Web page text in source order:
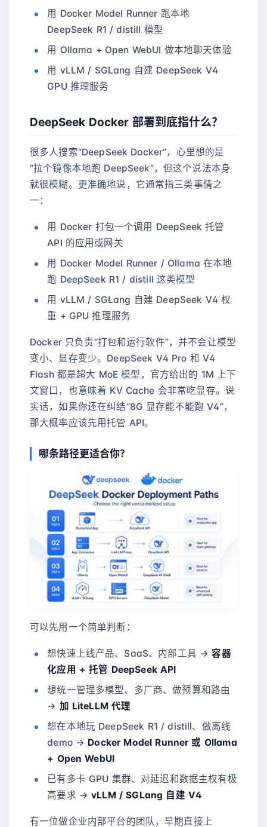
用 Docker Model Runner 跑本地
DeepSeek R1 / distill 模型
用 Ollama + Open WebUI 做本地聊天体验
用 vLLM / SGLang 自建 DeepSeek V4
GPU 推理服务
DeepSeek Docker 部署到底指什么？
很多人搜索“DeepSeek Docker”，心里想的是
“拉个镜像本地跑 DeepSeek”，但这个说法本身
就很模糊。更准确地说，它通常指三类事情之
一：
用 Docker 打包一个调用 DeepSeek 托管
API 的应用或网关
用 Docker Model Runner / Ollama 在本地
跑 DeepSeek R1 / distill 这类模型
用 vLLM / SGLang 自建 DeepSeek V4 权
重 + GPU 推理服务
Docker 只负责“打包和运行软件”，并不会让模型
变小、显存变少。DeepSeek V4 Pro 和 V4
Flash 都是超大 MoE 模型，官方给出的 1M 上下
文窗口，也意味着 KV Cache 会非常吃显存。说
实话，如果你还在纠结“8G 显存能不能跑 V4”，
那大概率应该先用托管 API。
哪条路径更适合你？
可以先用一个简单判断：
想快速上线产品、SaaS、内部工具 →容器
化应用 + 托管 DeepSeek API
想统一管理多模型、多厂商、做预算和路由
→ 加 LiteLLM 代理
想在本地玩 DeepSeek R1 / distill、做离线
demo → Docker Model Runner 或 Ollama
+ Open WebUI
已有多卡 GPU 集群、对延迟和数据主权有极
高要求 →vLLM / SGLang 自建 V4
有一位做企业内部平台的团队，早期直接上